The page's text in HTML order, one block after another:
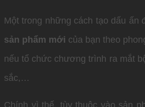
Một trong những cách tạo dấu
sản phẩm mới của bạn theo
nếu tổ chức chương trình ra mắt
sắc,…
Chính vì thế, tùy thuộc vào sản